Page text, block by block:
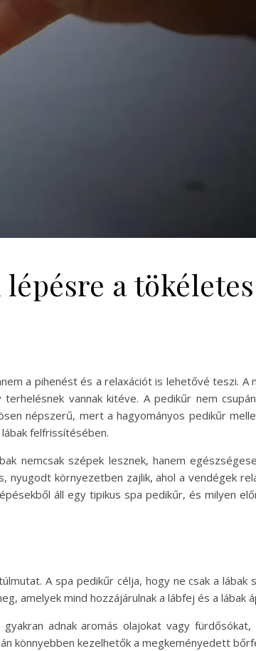
a tökéletes
a pihenést és a relaxációt is lehetővé teszi. A
vannak kitéve. A pedikűr nem
népszerű, mert a hagyományos pedikűr
felfrissítésében.
nemcsak szépek lesznek, hanem
környezetben zajlik, ahol a vendégek
áll egy tipikus spa pedikűr, és milyen
A spa pedikűr célja, hogy ne csak a lábak
amelyek mind hozzájárulnak a lábfej és a lábak
adnak aromás olajokat vagy
könnyebben kezelhetők a megkeményedett